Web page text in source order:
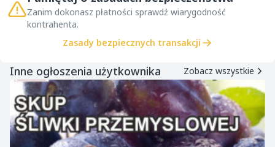
Zanim dokonasz płatności sprawdź wiarygodność
kontrahenta.
Zasady bezpiecznych transakcji
Inne ogłoszenia użytkownika Zobacz wszystkie